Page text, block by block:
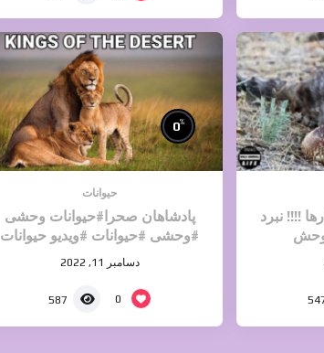
!!!! نبرد
وحش
0%
حیوانات
پادشاهان صحرا#حیوانات وحشی
#وحشی #حیوانات #ویدیو حیوانات
دسامبر 11, 2022
0
587